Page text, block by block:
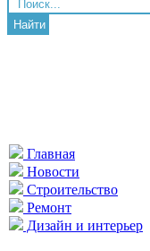
Найти
Главная
Новости
Строительство
Ремонт
Дизайн и интерьер